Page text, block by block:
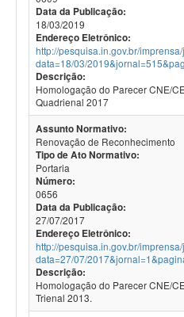
Data da Publicação:
18/03/2019
Endereço Eletrônico:
http://pesquisa.in.gov.br/
data=18/03/
Descrição:
Homologação do Parecer CNE/
Quadrienal 2017
Assunto Normativo:
Renovação de Reconhecimento
Tipo de Ato Normativo:
Portaria
Número:
0656
Data da Publicação:
27/07/2017
Endereço Eletrônico:
http://pesquisa.in.gov.br/
data=27/07/
Descrição:
Homologação do Parecer CNE/
Trienal 2013.